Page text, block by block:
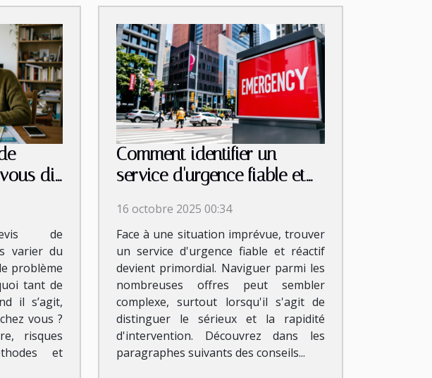
dit
de
varier du
problème
tant de
il s’agit,
vous ?
risques
et
Comment identifier un
service d'urgence fiable et
16 octobre 2025 00:34
Face à une situation imprévue, trouver
un service d'urgence fiable et réactif
devient primordial. Naviguer parmi les
nombreuses offres peut sembler
complexe, surtout lorsqu'il s'agit de
distinguer le sérieux et la rapidité
d'intervention. Découvrez dans les
paragraphes suivants des conseils...